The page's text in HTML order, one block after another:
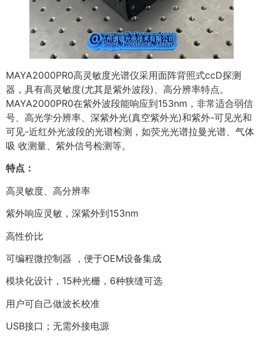
MAYA2000PR0高灵敏度光谱仪采用面阵背照式ccD探测
器，具有高灵敏度(尤其是紫外波段)、高分辨率特点。
MAYA2000PR0在紫外波段能响应到153nm，非常适合弱信
号、高光学分辨率、深紫外光(真空紫外光)和紫外-可见光和
可见-近红外光波段的光谱检测，如荧光光谱拉曼光谱、气体
吸 收测量、紫外信号检测等。
特点：
高灵敏度、高分辨率
紫外响应灵敏，深紫外到153nm
高性价比
可编程微控制器 ，便于OEM设备集成
模块化设计，15种光栅，6种狭缝可选
用户可自己做波长校准
USB接口；无需外接电源